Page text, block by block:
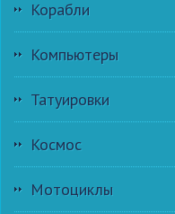
Корабли
Компьютеры
Татуировки
Космос
Мотоциклы